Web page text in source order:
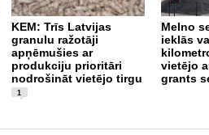
KEM: Trīs Latvijas
granulu ražotāji
apņēmušies ar
produkciju prioritāri
nodrošināt vietējo tirgu
1
Melno
ieklās
vietējo
grants